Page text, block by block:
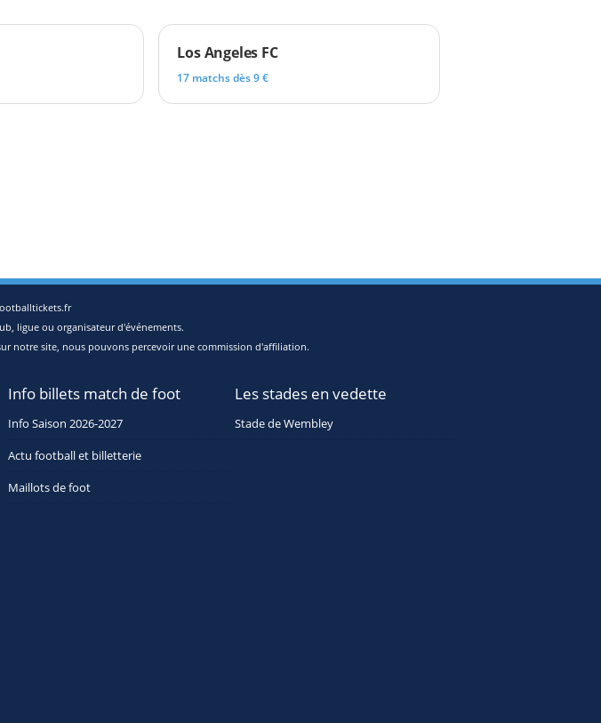
Los Angeles FC
17 matchs dès 9 €
ligue ou organisateur d'événements.
notre site, nous pouvons percevoir une commission d'affiliation.
Info billets match de foot
Info Saison 2026-2027
Actu football et billetterie
Maillots de foot
Les stades en vedette
Stade de Wembley